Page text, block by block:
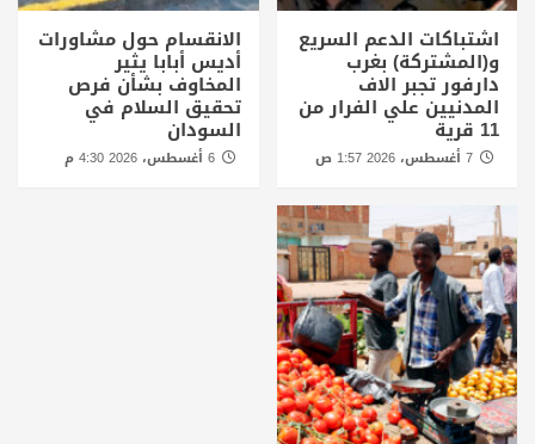
اشتباكات الدعم السريع
و(المشتركة) بغرب
دارفور تجبر الاف
المدنيين علي الفرار من
11 قرية
الانقسام حول مشاورات
أديس أبابا يثير
المخاوف بشأن فرص
تحقيق السلام في
السودان
6 أغسطس، 2026 4:30 م